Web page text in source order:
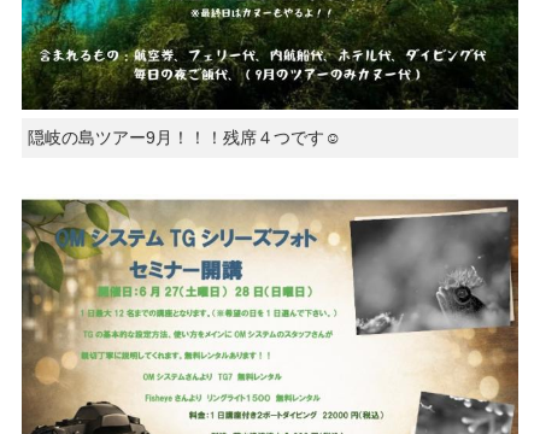
隠岐の島ツアー9月！！！残席４つです☺️